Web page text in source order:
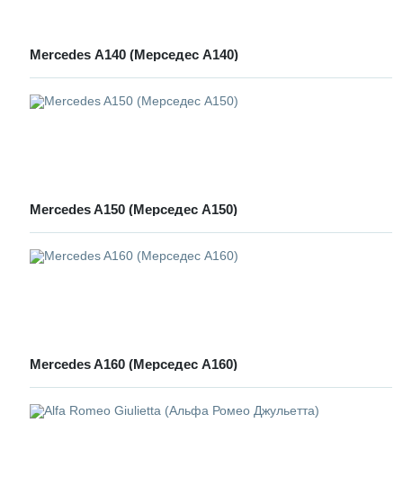
Mercedes А140 (Мерседес А140)
Mercedes A150 (Мерседес А150)
Mercedes A160 (Мерседес А160)